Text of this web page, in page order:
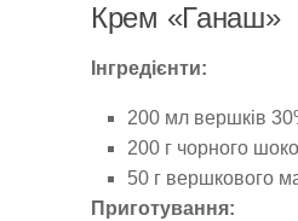
Крем «Ганаш»
Інгредієнти:
200 мл вершків
200 г чорного
50 г вершкового
Приготування: